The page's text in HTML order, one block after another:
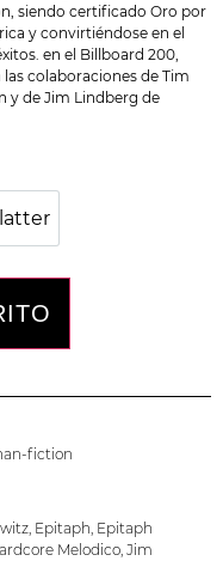
siendo certificado Oro por
y convirtiéndose en el
en el Billboard 200,
colaboraciones de Tim
y de Jim Lindberg de
Splatter
fiction
, Epitaph, Epitaph
Melodico, Jim